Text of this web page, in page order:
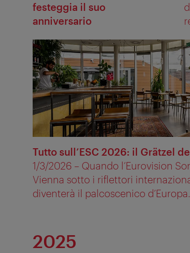
festeggia il suo
anniversario
Tutto sull’ESC 2026: il Grätzel
1/3/2026 – Quando l’Eurovision
Vienna sotto i riflettori
diventerà il palcoscenico
2025